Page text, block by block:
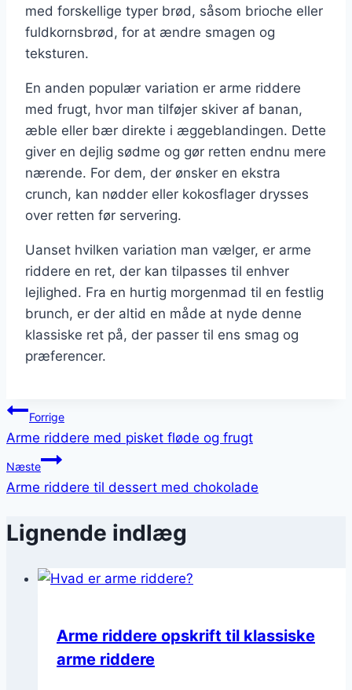
med forskellige typer brød, såsom brioche eller
fuldkornsbrød, for at ændre smagen og
teksturen.
En anden populær variation er arme riddere
med frugt, hvor man tilføjer skiver af banan,
æble eller bær direkte i æggeblandingen. Dette
giver en dejlig sødme og gør retten endnu mere
nærende. For dem, der ønsker en ekstra
crunch, kan nødder eller kokosflager drysses
over retten før servering.
Uanset hvilken variation man vælger, er arme
riddere en ret, der kan tilpasses til enhver
lejlighed. Fra en hurtig morgenmad til en festlig
brunch, er der altid en måde at nyde denne
klassiske ret på, der passer til ens smag og
præferencer.
Indlægsnavigation
Forrige
Arme riddere med pisket fløde og frugt
Næste
Arme riddere til dessert med chokolade
Lignende indlæg
Arme riddere opskrift til klassiske
arme riddere